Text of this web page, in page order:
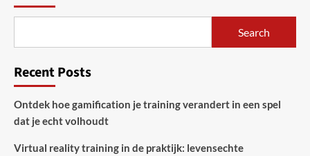
Search
Recent Posts
Ontdek hoe gamification je training verandert in een spel
dat je echt volhoudt
Virtual reality training in de praktijk: levensechte